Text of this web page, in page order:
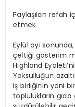
Paylaşılan refah
etmek
Eylül ayı
çeltiği gösterim
Highland
Yoksulluğun
iş birliğinin yeni
toplulukların